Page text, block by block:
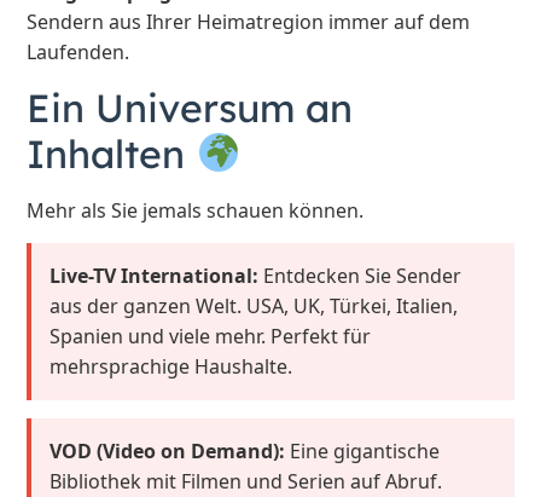
Sendern aus Ihrer Heimatregion immer auf dem
Laufenden.
Ein Universum an
Inhalten
Mehr als Sie jemals schauen können.
Live-TV International: Entdecken Sie Sender
aus der ganzen Welt. USA, UK, Türkei, Italien,
Spanien und viele mehr. Perfekt für
mehrsprachige Haushalte.
VOD (Video on Demand): Eine gigantische
Bibliothek mit Filmen und Serien auf Abruf.